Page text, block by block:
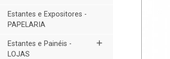
Estantes e Expositores -
PAPELARIA
Estantes e Painéis -
LOJAS
add